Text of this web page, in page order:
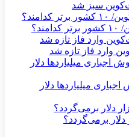
سبز شد
وارد فاز تازه شد
میلیاردها دلار